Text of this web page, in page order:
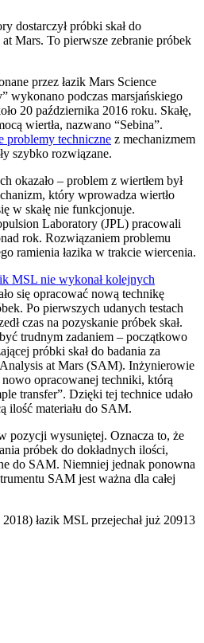
dostarczył próbki skał do
Mars. To pierwsze zebranie próbek
przez łazik Mars Science
wykonano podczas marsjańskiego
20 października 2016 roku. Skałę,
wiertła, nazwano “Sebina”.
problemy techniczne z mechanizmem
szybko rozwiązane.
okazało – problem z wiertłem był
który wprowadza wiertło
w skałę nie funkcjonuje.
Laboratory (JPL) pracowali
rok. Rozwiązaniem problemu
ramienia łazika w trakcie wiercenia.
MSL nie wykonał kolejnych
się opracować nową technikę
Po pierwszych udanych testach
czas na pozyskanie próbek skał.
trudnym zadaniem – początkowo
próbki skał do badania za
at Mars (SAM). Inżynierowie
opracowanej techniki, którą
transfer”. Dzięki tej technice udało
ilość materiału do SAM.
pozycji wysuniętej. Oznacza to, że
próbek do dokładnych ilości,
do SAM. Niemniej jednak ponowna
SAM jest ważna dla całej
łazik MSL przejechał już 20913